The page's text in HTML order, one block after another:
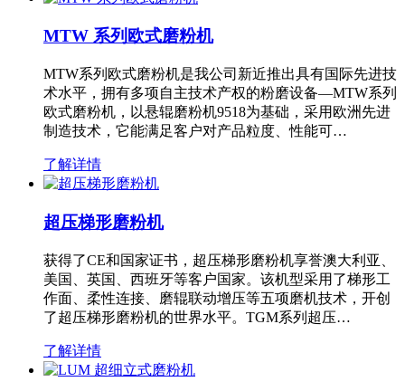
MTW 系列欧式磨粉机
MTW系列欧式磨粉机是我公司新近推出具有国际先进技
术水平，拥有多项自主技术产权的粉磨设备—MTW系列
欧式磨粉机，以悬辊磨粉机9518为基础，采用欧洲先进
制造技术，它能满足客户对产品粒度、性能可…
了解详情
超压梯形磨粉机
获得了CE和国家证书，超压梯形磨粉机享誉澳大利亚、
美国、英国、西班牙等客户国家。该机型采用了梯形工
作面、柔性连接、磨辊联动增压等五项磨机技术，开创
了超压梯形磨粉机的世界水平。TGM系列超压…
了解详情